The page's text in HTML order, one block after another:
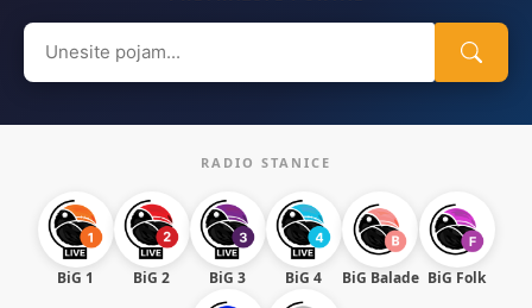
Search
for:
RADIO STANICE
BiG 1 BiG 2 BiG 3 BiG 4 BiG Balade BiG Folk